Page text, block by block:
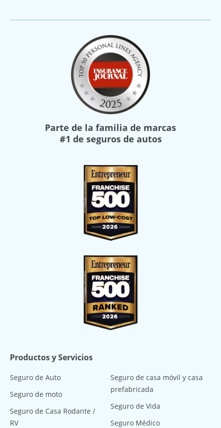
Parte de la familia de marcas
#1 de seguros de autos
Productos y Servicios
Seguro de Auto
Seguro de moto
Seguro de Casa Rodante /
RV
Seguro de casa móvil y casa
prefabricada
Seguro de Vida
Seguro Médico